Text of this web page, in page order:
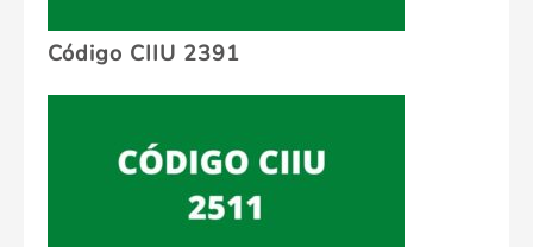
Código CIIU 2391